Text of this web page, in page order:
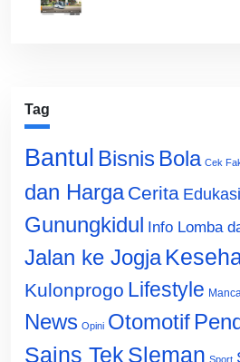
Tag
Bantul Bisnis Bola Cek
dan Harga Cerita Edukasi
Gunungkidul Info Lomba
Jalan ke Jogja
Kulonprogo Lifestyle
News Opini Otomotif
Sains Tek Sleman Sport